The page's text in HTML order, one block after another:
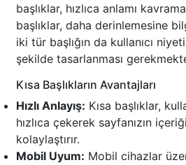
başlıklar, hızlıca anlamı
başlıklar, daha derinlemesine
iki tür başlığın da kullanıcı
şekilde tasarlanması
Kısa Başlıkların Avantajları
Hızlı Anlayış: Kısa başlıklar,
hızlıca çekerek sayfanızın
kolaylaştırır.
Mobil Uyum: Mobil cihazlar